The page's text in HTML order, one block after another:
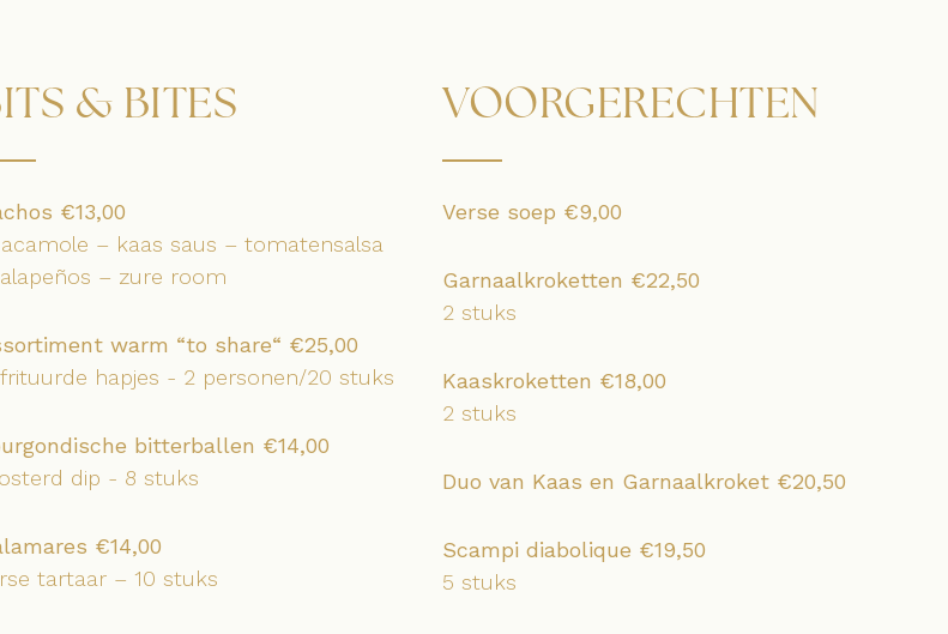
& BITES
€13,00
– kaas saus – tomatensalsa
– zure room
warm “to share“ €25,00
hapjes - 2 personen/20 stuks
bitterballen €14,00
dip - 8 stuks
€14,00
tartaar – 10 stuks
VOORGERECHTEN
Verse soep €9,00
Garnaalkroketten €22,50
2 stuks
Kaaskroketten €18,00
2 stuks
Duo van Kaas en Garnaalkroket €20,50
Scampi diabolique €19,50
5 stuks